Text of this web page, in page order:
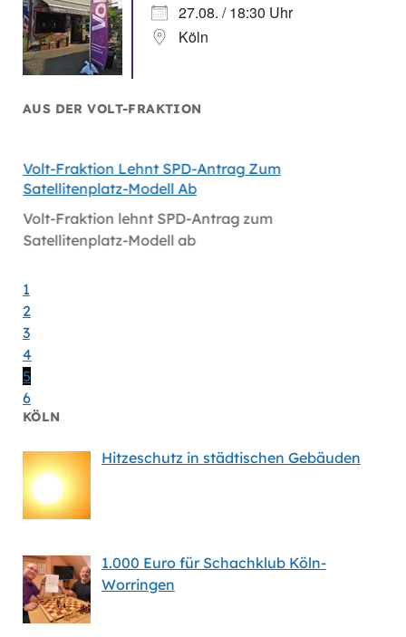
27.08. / 18:30 Uhr
Köln
AUS DER VOLT-FRAKTION
Volt-Fraktion Lehnt SPD-Antrag Zum
Satellitenplatz-Modell Ab
Volt-Fraktion lehnt SPD-Antrag zum
Satellitenplatz-Modell ab
1
2
3
4
5
6
KÖLN
Hitzeschutz in städtischen Gebäuden
1.000 Euro für Schachklub Köln-
Worringen